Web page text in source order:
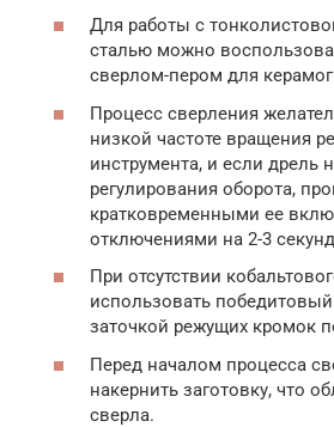
Для работы с
сталью можно
сверлом-пером для
Процесс сверления
низкой частоте вращения
инструмента, и если дрель
регулирования оборота,
кратковременными ее
отключениями на 2-3
При отсутствии
использовать
заточкой режущих кромок
Перед началом процесса
накернить заготовку, что
сверла.